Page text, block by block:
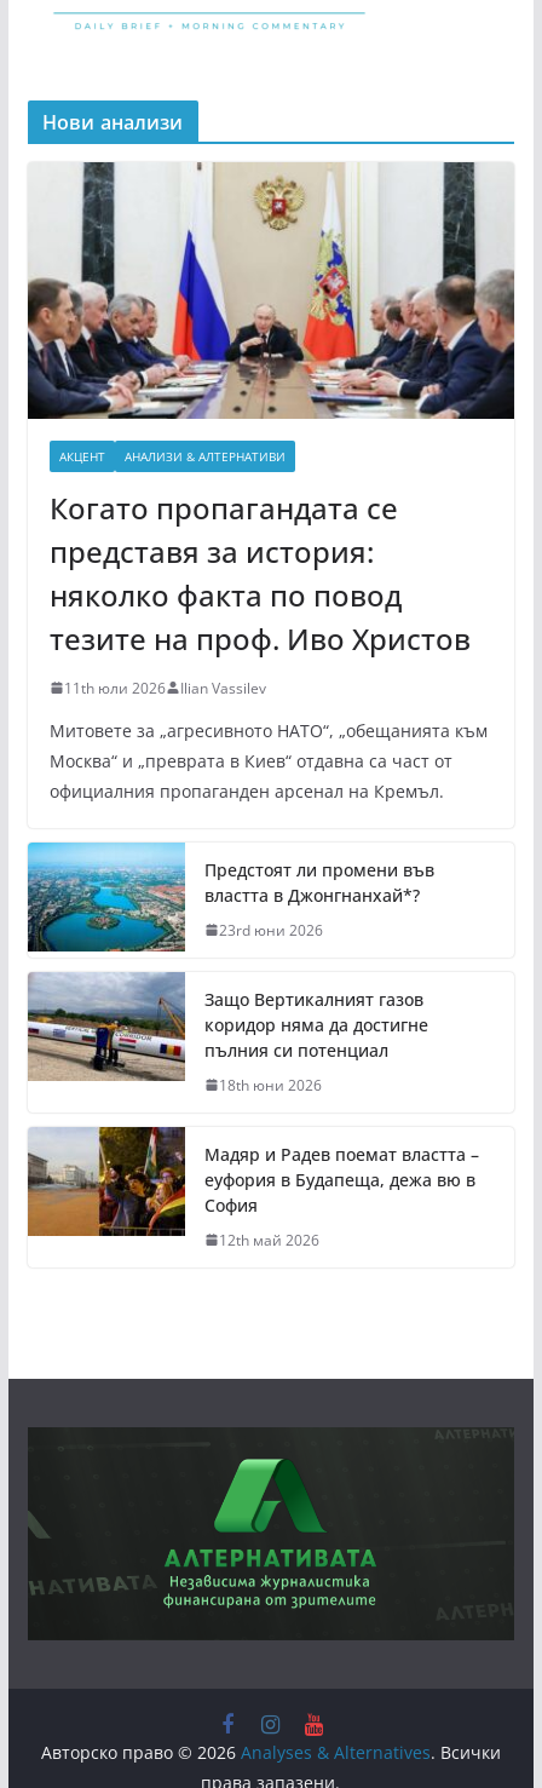
Нови анализи
АКЦЕНТ АНАЛИЗИ & АЛТЕРНАТИВИ
Когато пропагандата се
представя за история:
няколко факта по повод
тезите на проф. Иво Христов
11th юли 2026 Ilian Vassilev
Митовете за „агресивното НАТО“, „обещанията към
Москва“ и „преврата в Киев“ отдавна са част от
официалния пропаганден арсенал на Кремъл.
Предстоят ли промени във
властта в Джонгнанхай*?
23rd юни 2026
Защо Вертикалният газов
коридор няма да достигне
пълния си потенциал
18th юни 2026
Мадяр и Радев поемат властта –
еуфория в Будапеща, дежа вю в
София
12th май 2026
Авторско право © 2026 Analyses & Alternatives. Всички
права запазени.